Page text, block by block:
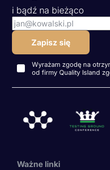
i bądź na bieżąco
Wyrażam zgodę na
od firmy Quality Island
Ważne linki